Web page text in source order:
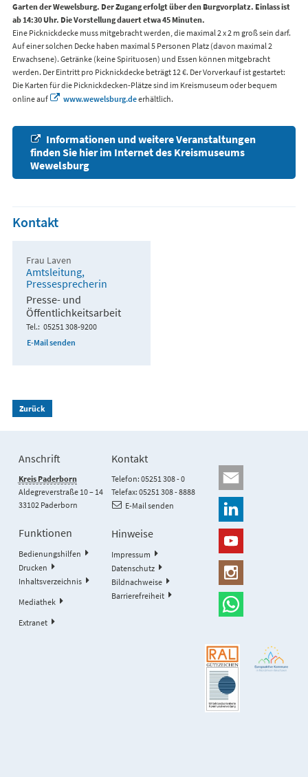
Garten der Wewelsburg. Der Zugang erfolgt über den Burgvorplatz. Einlass ist
ab 14:30 Uhr. Die Vorstellung dauert etwa 45 Minuten.
Eine Picknickdecke muss mitgebracht werden, die maximal 2 x 2 m groß sein darf.
Auf einer solchen Decke haben maximal 5 Personen Platz (davon maximal 2
Erwachsene). Getränke (keine Spirituosen) und Essen können mitgebracht
werden. Der Eintritt pro Picknickdecke beträgt 12 €. Der Vorverkauf ist gestartet:
Die Karten für die Picknickdecken-Plätze sind im Kreismuseum oder bequem
online auf
www.wewelsburg.deerhältlich.
Informationen und weitere Veranstaltungen
finden Sie hier im Internet des Kreismuseums
Wewelsburg
Kontakt
Frau Laven
Amtsleitung,
Pressesprecherin
Presse- und
Öffentlichkeitsarbeit
Tel. 05251 308-9200
E-Mail senden
Zurück
Anschrift
Kreis Paderborn
Aldegreverstraße 10 – 14
33102 Paderborn
Kontakt
Telefon: 05251 308 - 0
Telefax: 05251 308 - 8888
E-Mail senden
Funktionen
Bedienungshilfen
Drucken
Inhaltsverzeichnis
Mediathek
Extranet
Hinweise
Impressum
Datenschutz
Bildnachweise
Barrierefreiheit